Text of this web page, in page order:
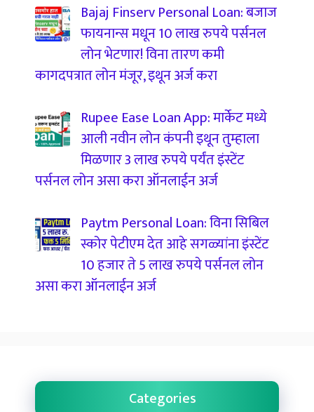
Bajaj Finserv Personal Loan: बजाज
फायनान्स मधून 10 लाख रुपये पर्सनल
लोन भेटणार! विना तारण कमी
कागदपत्रात लोन मंजूर, इथून अर्ज करा
Rupee Ease Loan App: मार्केट मध्ये
आली नवीन लोन कंपनी इथून तुम्हाला
मिळणार 3 लाख रुपये पर्यंत इंस्टेंट
पर्सनल लोन असा करा ऑनलाईन अर्ज
Paytm Personal Loan: विना सिबिल
स्कोर पेटीएम देत आहे सगळ्यांना इंस्टेंट
10 हजार ते 5 लाख रुपये पर्सनल लोन
असा करा ऑनलाईन अर्ज
Categories